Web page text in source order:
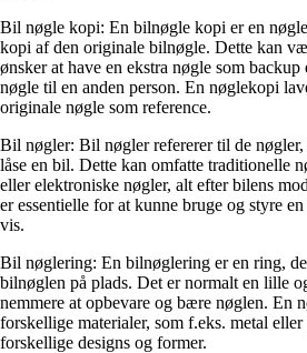
Bil nøgle kopi: En bilnøgle kopi er en
kopi af den originale bilnøgle. Dette kan
ønsker at have en ekstra nøgle som
nøgle til en anden person. En nøglekopi
originale nøgle som reference.
Bil nøgler: Bil nøgler refererer til de nøgler,
låse en bil. Dette kan omfatte traditionelle
eller elektroniske nøgler, alt efter bilens
er essentielle for at kunne bruge og styre
vis.
Bil nøglering: En bilnøglering er en ring,
bilnøglen på plads. Det er normalt en lille
nemmere at opbevare og bære nøglen. En
forskellige materialer, som f.eks. metal
forskellige designs og former.